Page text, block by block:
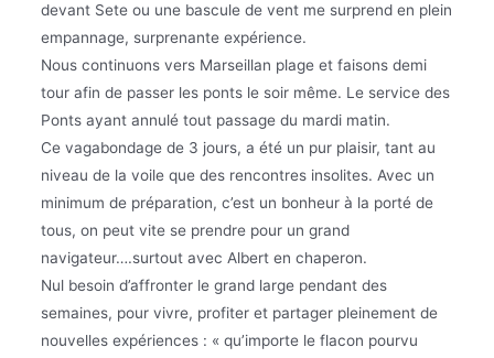
devant Sete ou une bascule de vent me surprend en plein
empannage, surprenante expérience.
Nous continuons vers Marseillan plage et faisons demi
tour afin de passer les ponts le soir même. Le service des
Ponts ayant annulé tout passage du mardi matin.
Ce vagabondage de 3 jours, a été un pur plaisir, tant au
niveau de la voile que des rencontres insolites. Avec un
minimum de préparation, c’est un bonheur à la porté de
tous, on peut vite se prendre pour un grand
navigateur….surtout avec Albert en chaperon.
Nul besoin d’affronter le grand large pendant des
semaines, pour vivre, profiter et partager pleinement de
nouvelles expériences : « qu’importe le flacon pourvu